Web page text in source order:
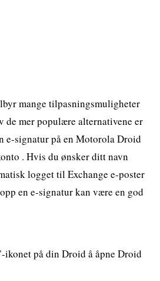
mange tilpasningsmuligheter
de mer populære alternativene er
e-signatur på en Motorola Droid
. Hvis du ønsker ditt navn
logget til Exchange e-poster
en e-signatur kan være en god
ikonet på din Droid å åpne Droid